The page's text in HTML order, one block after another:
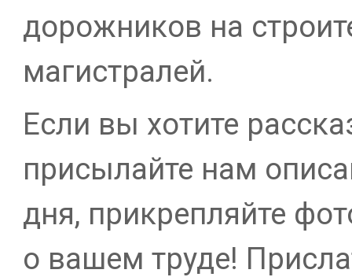
дорожников на
магистралей.
Если вы хотите
присылайте нам
дня, прикрепляйте
о вашем труде!